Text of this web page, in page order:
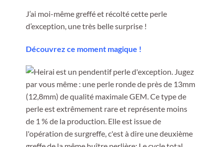
J’ai moi-même greffé et récolté cette perle
d’exception, une très belle surprise !
Découvrez ce moment magique !